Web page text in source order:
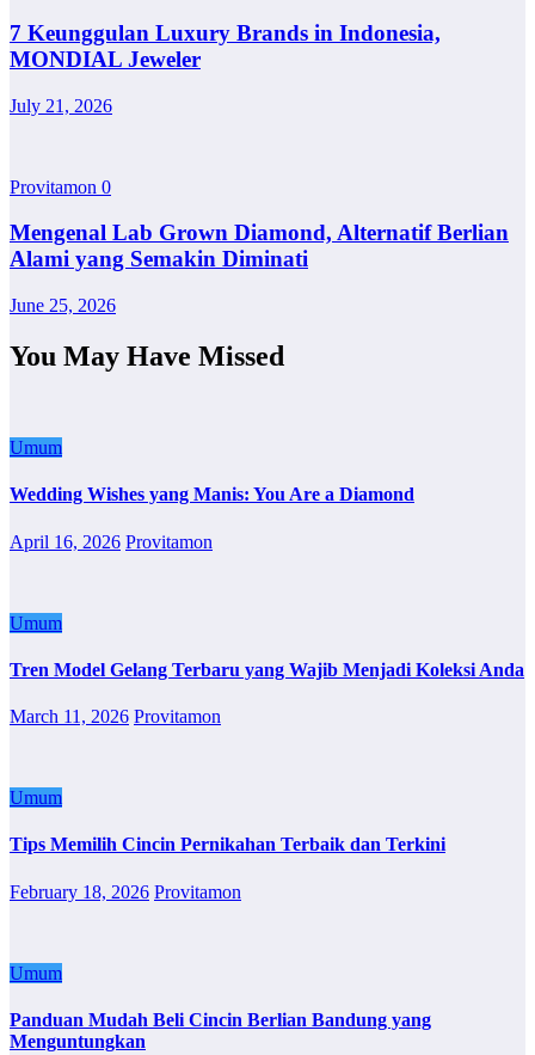
7 Keunggulan Luxury Brands in Indonesia,
MONDIAL Jeweler
July 21, 2026
Provitamon 0
Mengenal Lab Grown Diamond, Alternatif Berlian
Alami yang Semakin Diminati
June 25, 2026
You May Have Missed
Umum
Wedding Wishes yang Manis: You Are a Diamond
April 16, 2026 Provitamon
Umum
Tren Model Gelang Terbaru yang Wajib Menjadi Koleksi Anda
March 11, 2026 Provitamon
Umum
Tips Memilih Cincin Pernikahan Terbaik dan Terkini
February 18, 2026 Provitamon
Umum
Panduan Mudah Beli Cincin Berlian Bandung yang
Menguntungkan